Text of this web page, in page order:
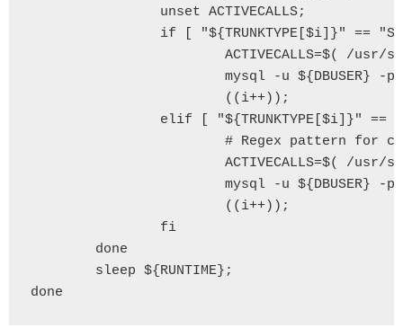
                unset ACTIVECALLS;
if [ "${TRUNKTYPE[$i]}" ==
ACTIVECALLS=$( /usr/
mysql -u ${DBUSER} -
                        ((i++));
elif [ "${TRUNKTYPE[$i]}" ==
# Regex pattern for
ACTIVECALLS=$( /usr/
mysql -u ${DBUSER} -
                        ((i++));
                fi
        done
        sleep ${RUNTIME};
done